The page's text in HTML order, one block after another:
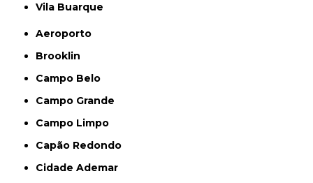
Vila Buarque
Aeroporto
Brooklin
Campo Belo
Campo Grande
Campo Limpo
Capão Redondo
Cidade Ademar